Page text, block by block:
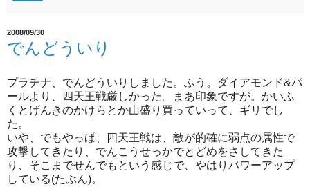
2008/09/30
でんどういり
プラチナ、でんどういりしました。ふう。ダイアモンド&パ
ールより、四天王戦厳しかった。まあ印象ですが。かいふ
くとげんきのかけらとか山盛り買っていって、ギリでし
た。
いや、でもやっぱ、四天王戦は、敵が的確に弱点の属性で
攻撃してきたり、でんこうせっかでとどめをさしてきた
り、そこまでせんでもという感じで、やはりパワーアップ
している(たぶん)。